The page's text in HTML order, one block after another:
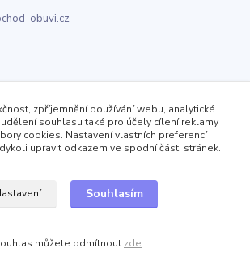
obuvi.cz
zpříjemnění používání webu, analytické
souhlasu také pro účely cílení reklamy
cookies. Nastavení vlastních preferencí
upravit odkazem ve spodní části stránek.
Souhlasím
můžete odmítnout zde.